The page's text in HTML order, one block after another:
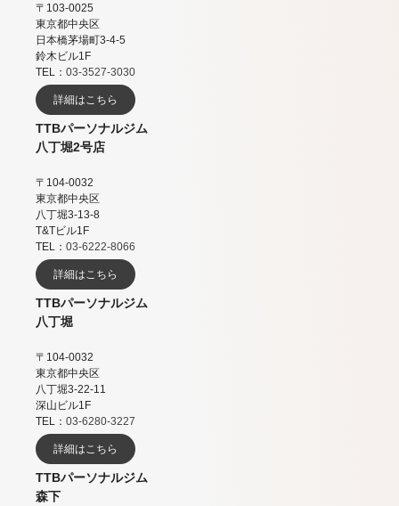
〒103-0025
東京都中央区
日本橋茅場町3-4-5
鈴木ビル1F
TEL： 03-3527-3030
詳細はこちら
TTBパーソナルジム
八丁堀2号店
〒104-0032
東京都中央区
八丁堀3-13-8
T&Tビル1F
TEL： 03-6222-8066
詳細はこちら
TTBパーソナルジム
八丁堀
〒104-0032
東京都中央区
八丁堀3-22-11
深山ビル1F
TEL： 03-6280-3227
詳細はこちら
TTBパーソナルジム
森下